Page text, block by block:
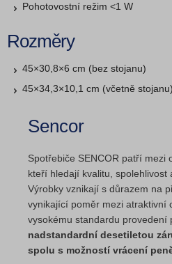
Pohotovostní režim <1 W
Rozměry
45×30,8×6 cm (bez stojanu)
45×34,3×10,1 cm (včetně stojanu)
Sencor
Spotřebiče SENCOR patří mezi
kteří hledají kvalitu, spolehlivost
Výrobky vznikají s důrazem na
vynikající poměr mezi atraktivní
vysokému standardu provedení
nadstandardní desetiletou
spolu s možností vrácení